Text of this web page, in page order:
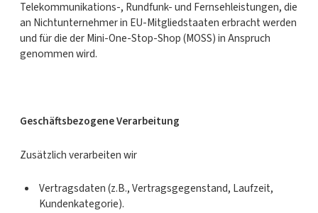
Telekommunikations-, Rundfunk- und Fernsehleistungen, die
an Nichtunternehmer in EU-Mitgliedstaaten erbracht werden
und für die der Mini-One-Stop-Shop (MOSS) in Anspruch
genommen wird.
Geschäftsbezogene Verarbeitung
Zusätzlich verarbeiten wir
Vertragsdaten (z.B., Vertragsgegenstand, Laufzeit,
Kundenkategorie).